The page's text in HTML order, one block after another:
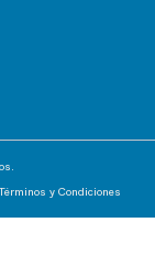
y Condiciones